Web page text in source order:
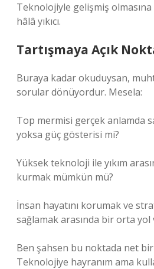
Teknolojiyle gelişmiş
hâlâ yıkıcı.
Tartışmaya Açık
Buraya kadar okuduysan,
sorular dönüyordur. Mesela:
Top mermisi gerçek anlamda
yoksa güç gösterisi mi?
Yüksek teknoloji ile yıkım
kurmak mümkün mü?
İnsan hayatını korumak ve
sağlamak arasında bir orta yol
Ben şahsen bu noktada net bir
Teknolojiye hayranım ama